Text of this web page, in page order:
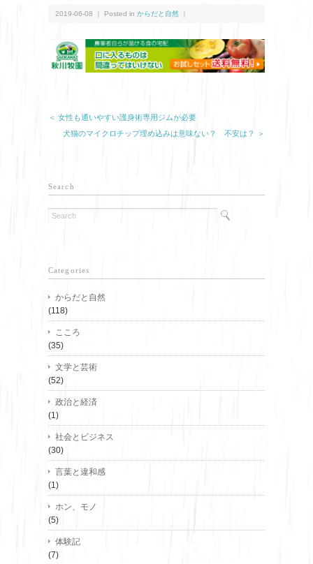
2019-06-08 ｜ Posted in からだと自然
＜ 女性も通いやすい護身術専用ジムが必要
犬猫のマイクロチップ埋め込みは意味ない？ 不安は？ ＞
Search
Categories
からだと自然
(118)
こころ
(35)
文学と芸術
(52)
政治と経済
(1)
社会とビジネス
(30)
言葉と違和感
(1)
ホン、モノ
(5)
体験記
(7)